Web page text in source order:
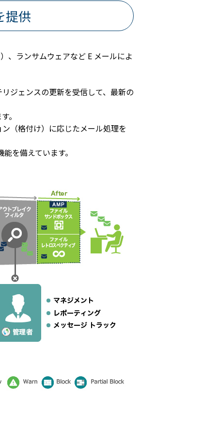
提供
、ランサムウェアなど E メールによ
ジェンスの更新を受信して、最新の
。
（格付け）に応じたメール処理を
を備えています。